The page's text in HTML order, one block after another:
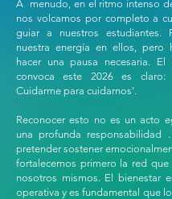
A menudo, en el ritmo intenso
nos volcamos por completo a
guiar a nuestros estudiantes.
nuestra energía en ellos, pero
hacer una pausa necesaria.
convoca este 2026 es
Cuidarme para cuidarnos'.
Reconocer esto no es un acto
una profunda responsabilidad
pretender sostener
fortalecemos primero la red que
nosotros mismos. El bienestar
operativa y es fundamental que